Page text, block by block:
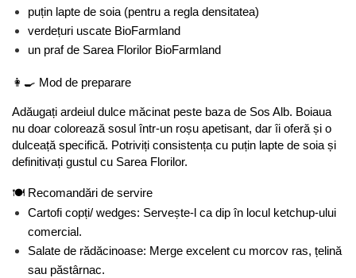
puțin lapte de soia (pentru a regla densitatea)
verdețuri uscate BioFarmland
un praf de Sarea Florilor BioFarmland
👩‍🍳 Mod de preparare
Adăugați ardeiul dulce măcinat peste baza de Sos Alb. Boiaua
nu doar colorează sosul într-un roșu apetisant, dar îi oferă și o
dulceață specifică. Potriviți consistența cu puțin lapte de soia și
definitivați gustul cu Sarea Florilor.
🍽️ Recomandări de servire
Cartofi copți/ wedges: Servește-l ca dip în locul ketchup-ului
comercial.
Salate de rădăcinoase: Merge excelent cu morcov ras, țelină
sau păstârnac.